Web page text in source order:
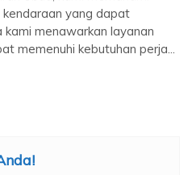
yang dapat
menawarkan layanan
memenuhi kebutuhan perja...